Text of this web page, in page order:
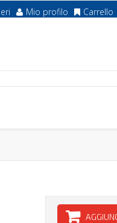
Mio profilo Carrello